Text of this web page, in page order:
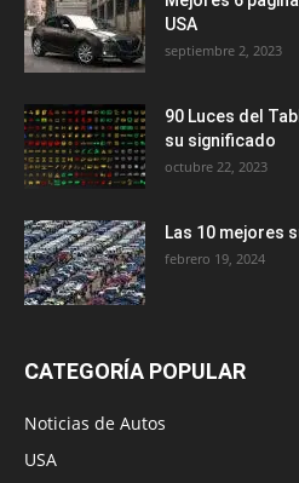
USA
septiembre 2, 2023
90 Luces del
su significado
octubre 22, 2023
Las 10 mejores
febrero 19, 2024
CATEGORÍA POPULAR
Noticias de Autos
USA